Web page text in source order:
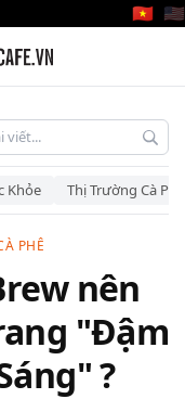
🇻🇳 🇺🇸
Khỏe Thị Trường Cà Phê
PHÊ
nên
"Đậm
?